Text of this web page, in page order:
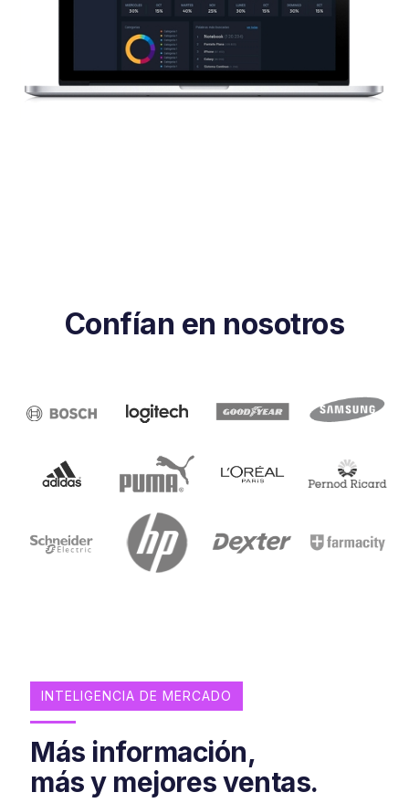
Confían en nosotros
INTELIGENCIA DE MERCADO
Más información,
más y mejores ventas.